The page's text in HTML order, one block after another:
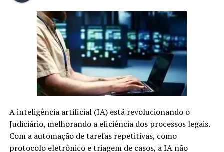
entre os ministros, reafirma a importância das
prerrogativas dos advogados, que alteram
significativamente o exercício da profissão. O caso
surgiu a partir da análise de um texto legislativo, o PL
5.284/20, que passou por uma aprovação questionável,
resultando na revogação de disposições cruciais do
Estatuto da OAB.
STF Declara
Inconstitucionalidade
Em uma decisão importante, o Supremo Tribunal
A inteligência artificial (IA) está revolucionando o
Judiciário, melhorando a eficiência dos processos legais.
Com a automação de tarefas repetitivas, como
protocolo eletrônico e triagem de casos, a IA não